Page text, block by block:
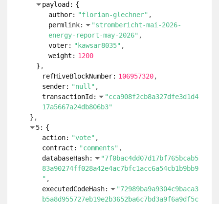
}
refHiveBlockNumber: 106957320
sender: "null"
transactionId:
"2ae006d25d8cc8d44d43261
30ad884abee2814a0"
3:
action: "vote"
contract: "comments"
databaseHash:
"7f0bac4dd07d17bf765bcab5
83a90274ff028a42e4ac7bfc1acc6a54cb1b9bb9
executedCodeHash:
b5a8d955727eb19e2b3652ba6c7bd3a9f6a9df5c
89c2"
hash:
"400ad67a340f6b8af6d44a50cb502c0a
8f92abfccc24f42d0432da39d06c3df8"
logs:
payload: {
author: "florian-glechner"